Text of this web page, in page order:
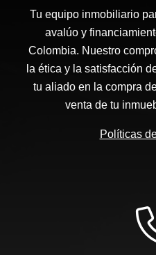
Tu equipo inmobiliario
avalúo y
Colombia. Nuestro
la ética y la satisfacción
tu aliado en la compra
venta de tu
Políticas